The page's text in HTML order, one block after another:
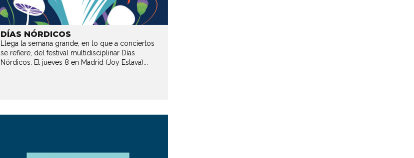
DÍAS NÓRDICOS
Llega la semana grande, en lo que a conciertos
se refiere, del festival multidisciplinar Días
Nórdicos. El jueves 8 en Madrid (Joy Eslava)...